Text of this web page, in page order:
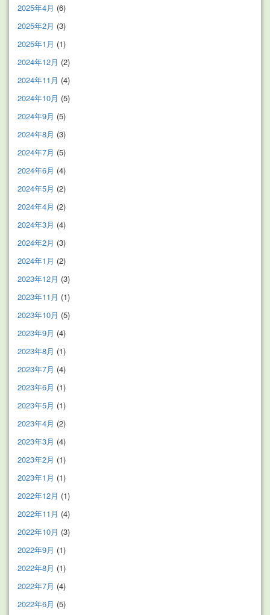
2025年4月 (6)
2025年2月 (3)
2025年1月 (1)
2024年12月 (2)
2024年11月 (4)
2024年10月 (5)
2024年9月 (5)
2024年8月 (3)
2024年7月 (5)
2024年6月 (4)
2024年5月 (2)
2024年4月 (2)
2024年3月 (4)
2024年2月 (3)
2024年1月 (2)
2023年12月 (3)
2023年11月 (1)
2023年10月 (5)
2023年9月 (4)
2023年8月 (1)
2023年7月 (4)
2023年6月 (1)
2023年5月 (1)
2023年4月 (2)
2023年3月 (4)
2023年2月 (1)
2023年1月 (1)
2022年12月 (1)
2022年11月 (4)
2022年10月 (3)
2022年9月 (1)
2022年8月 (1)
2022年7月 (4)
2022年6月 (5)